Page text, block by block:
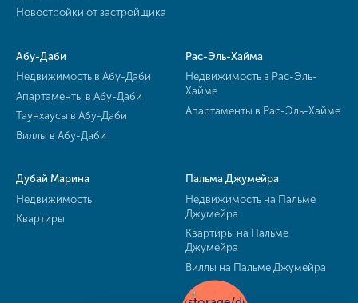
Новостройки от застройщика
Абу-Даби
Недвижимость в Абу-Даби
Апартаменты в Абу-Даби
Таунхаусы в Абу-Даби
Виллы в Абу-Даби
Рас-Эль-Хайма
Недвижимость в Рас-Эль-
Хайме
Апартаменты в Рас-Эль-Хайме
Дубай Марина
Недвижимость
Квартиры
Пальма Джумейра
Недвижимость на Пальме
Джумейра
Квартиры на Пальме
Джумейра
Виллы на Пальме Джумейра